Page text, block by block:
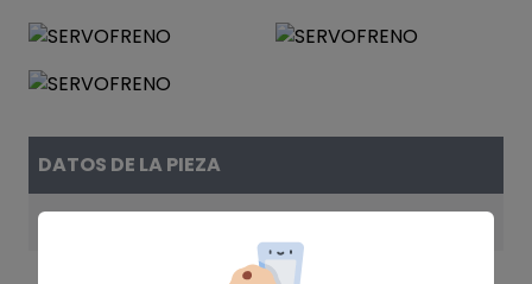
DATOS DE LA PIEZA
REFERENCIA